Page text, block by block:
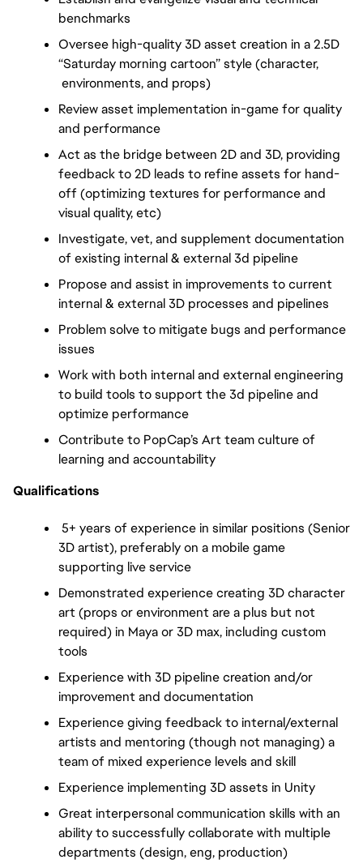
benchmarks
Oversee high-quality 3D asset creation in a 2.5D
“Saturday morning cartoon” style (character,
environments, and props)
Review asset implementation in-game for quality
and performance
Act as the bridge between 2D and 3D, providing
feedback to 2D leads to refine assets for hand-
off (optimizing textures for performance and
visual quality, etc)
Investigate, vet, and supplement documentation
of existing internal & external 3d pipeline
Propose and assist in improvements to current
internal & external 3D processes and pipelines
Problem solve to mitigate bugs and performance
issues
Work with both internal and external engineering
to build tools to support the 3d pipeline and
optimize performance
Contribute to PopCap’s Art team culture of
learning and accountability
Qualifications
5+ years of experience in similar positions (Senior
3D artist), preferably on a mobile game
supporting live service
Demonstrated experience creating 3D character
art (props or environment are a plus but not
required) in Maya or 3D max, including custom
tools
Experience with 3D pipeline creation and/or
improvement and documentation
Experience giving feedback to internal/external
artists and mentoring (though not managing) a
team of mixed experience levels and skill
Experience implementing 3D assets in Unity
Great interpersonal communication skills with an
ability to successfully collaborate with multiple
departments (design, eng, production)